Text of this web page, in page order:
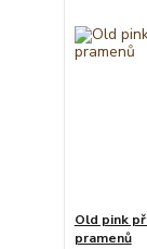
Old pink
pramenů